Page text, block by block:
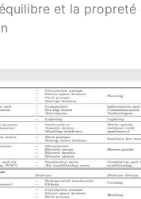
et la propreté